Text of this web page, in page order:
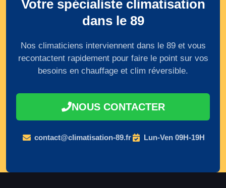
Votre spécialiste climatisation
dans le 89
Nos climaticiens interviennent dans le 89 et vous
recontactent rapidement pour faire le point sur vos
besoins en chauffage et clim réversible.
NOUS CONTACTER
contact@climatisation-89.fr Lun-Ven 09H-19H